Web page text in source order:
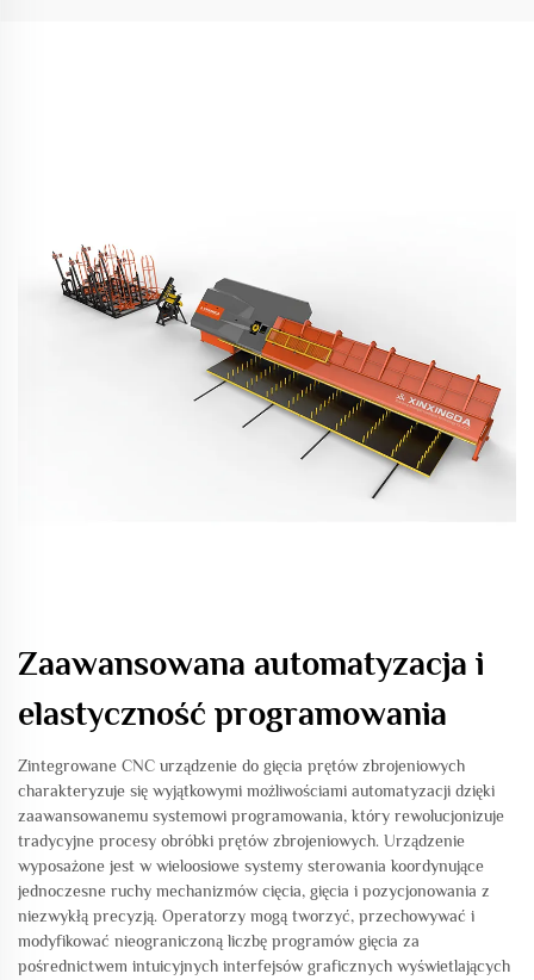
Zaawansowana automatyzacja i
elastyczność programowania
Zintegrowane CNC urządzenie do gięcia prętów zbrojeniowych
charakteryzuje się wyjątkowymi możliwościami automatyzacji dzięki
zaawansowanemu systemowi programowania, który rewolucjonizuje
tradycyjne procesy obróbki prętów zbrojeniowych. Urządzenie
wyposażone jest w wieloosiowe systemy sterowania koordynujące
jednoczesne ruchy mechanizmów cięcia, gięcia i pozycjonowania z
niezwykłą precyzją. Operatorzy mogą tworzyć, przechowywać i
modyfikować nieograniczoną liczbę programów gięcia za
pośrednictwem intuicyjnych interfejsów graficznych wyświetlających